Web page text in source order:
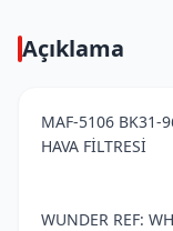
Açıklama
MAF-5106 BK31-
HAVA FİLTRESİ
WUNDER REF: